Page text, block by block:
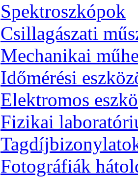
Spekt­rosz­kó­pok
Csil­la­gá­sza­ti
Me­cha­ni­kai
Idő­mé­ré­si
Elekt­ro­mos
Fi­zi­kai
Fo­tog­rá­fi­ák